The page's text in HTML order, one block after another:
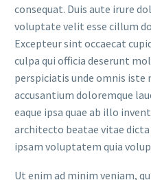
consequat. Duis aute irure
voluptate velit esse cillum
Excepteur sint occaecat
culpa qui officia deserunt
perspiciatis unde omnis
accusantium doloremque
eaque ipsa quae ab illo
architecto beatae vitae
ipsam voluptatem quia
Ut enim ad minim veniam,